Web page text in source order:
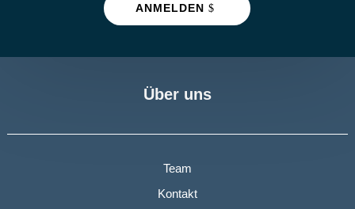
ANMELDEN
Über uns
Team
Kontakt